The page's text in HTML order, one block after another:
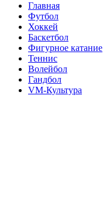
Главная
Футбол
Хоккей
Баскетбол
Фигурное катание
Теннис
Волейбол
Гандбол
VM-Культура